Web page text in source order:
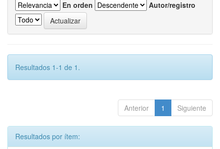
En orden
Autor/registro
Resultados 1-1 de 1.
Anterior 1 Siguiente
Resultados por ítem: